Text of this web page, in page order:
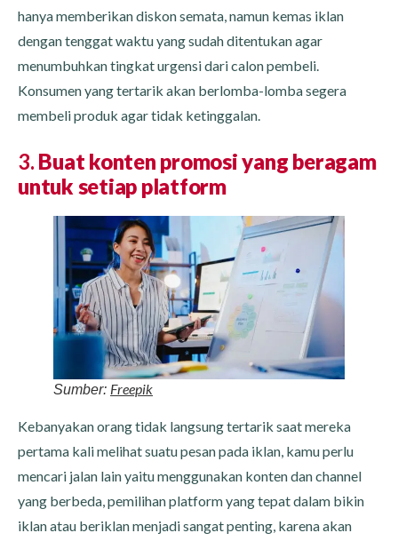
hanya memberikan diskon semata, namun kemas iklan
dengan tenggat waktu yang sudah ditentukan agar
menumbuhkan tingkat urgensi dari calon pembeli.
Konsumen yang tertarik akan berlomba-lomba segera
membeli produk agar tidak ketinggalan.
3. Buat konten promosi yang beragam
untuk setiap platform
Sumber: Freepik
Kebanyakan orang tidak langsung tertarik saat mereka
pertama kali melihat suatu pesan pada iklan, kamu perlu
mencari jalan lain yaitu menggunakan konten dan channel
yang berbeda, pemilihan platform yang tepat dalam bikin
iklan atau beriklan menjadi sangat penting, karena akan